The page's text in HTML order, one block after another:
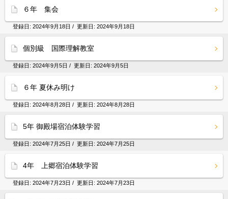
６年 集会
登録日: 2024年9月18日 / 更新日: 2024年9月18日
個別級 国際理解教室
登録日: 2024年9月5日 / 更新日: 2024年9月5日
６年 夏休み明け
登録日: 2024年8月28日 / 更新日: 2024年8月28日
5年 御殿場宿泊体験学習
登録日: 2024年7月25日 / 更新日: 2024年7月25日
4年 上郷宿泊体験学習
登録日: 2024年7月23日 / 更新日: 2024年7月23日